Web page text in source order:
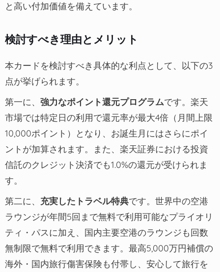
と高い付加価値を備えています。
検討すべき理由とメリット
本カードを検討すべき具体的な利点として、以下の3
点が挙げられます。
第一に、 強力なポイント還元プログラムです。楽天
市場では特定日の利用で還元率が最大4倍（月間上限
10,000ポイント）となり、お誕生月にはさらにポイ
ントが加算されます。また、楽天証券における投資
信託のクレジット決済でも1.0%の還元が受けられま
す。
第二に、 充実したトラベル特典です。世界中の空港
ラウンジが年間5回まで無料で利用可能なプライオリ
ティ・パスに加え、国内主要空港のラウンジも回数
無制限で無料で利用できます。最高5,000万円補償の
海外・国内旅行傷害保険も付帯し、安心して旅行を